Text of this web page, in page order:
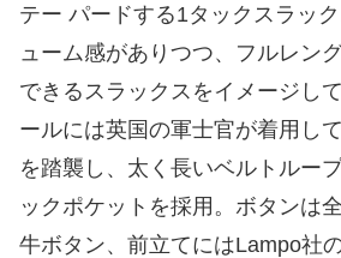
テー パードする1タックスラッ
ューム感がありつつ、フルレン
できるスラックスをイメージし
ールには英国の軍士官が着用し
を踏襲し、太く長いベルトルー
ックポケットを採用。ボタンは
牛ボタン、前立てにはLampo社